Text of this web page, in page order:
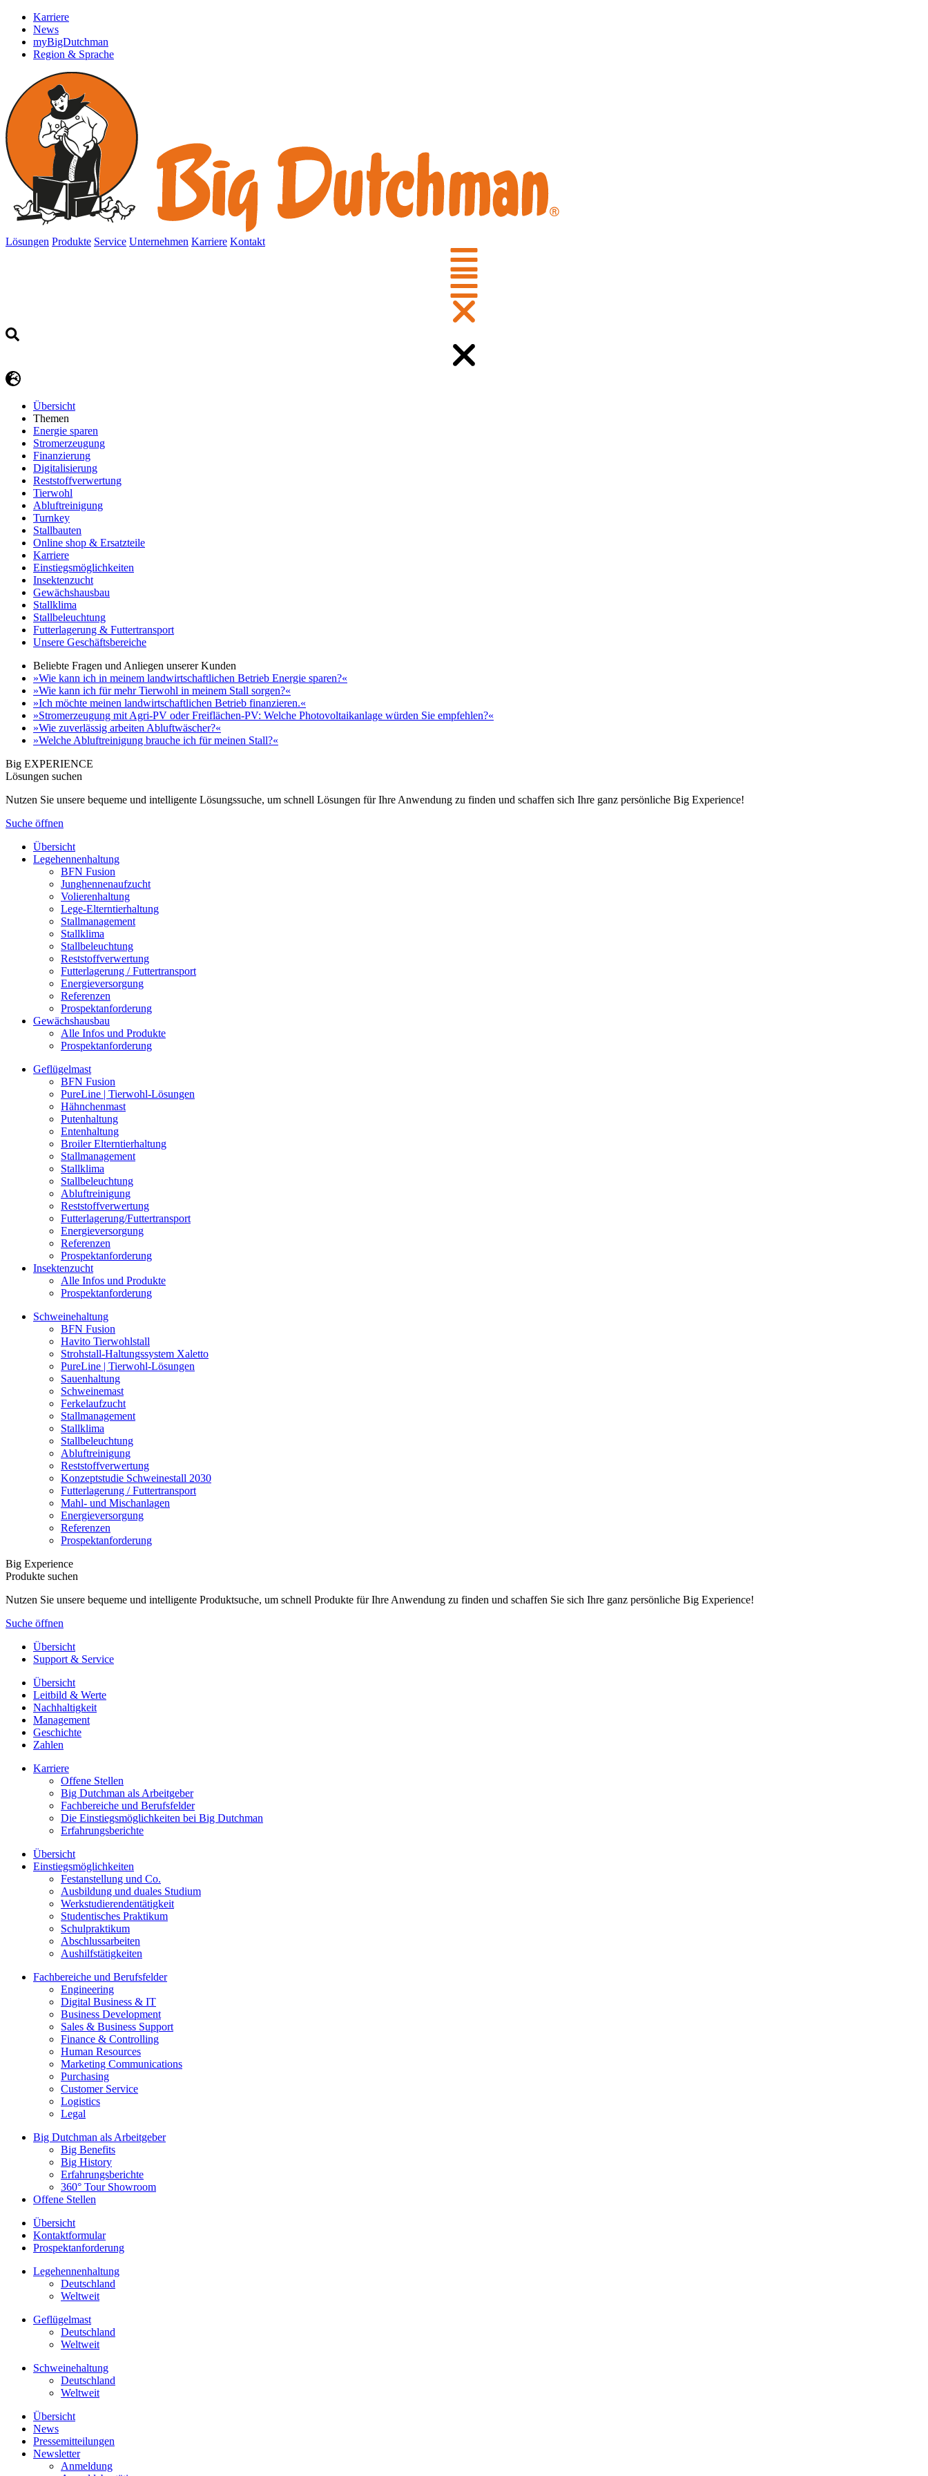
Karriere
News
myBigDutchman
Region & Sprache
Lösungen Produkte Service Unternehmen Karriere Kontakt
Übersicht
Themen
Energie sparen
Stromerzeugung
Finanzierung
Digitalisierung
Reststoffverwertung
Tierwohl
Abluftreinigung
Turnkey
Stallbauten
Online shop & Ersatzteile
Karriere
Einstiegsmöglichkeiten
Insektenzucht
Gewächshausbau
Stallklima
Stallbeleuchtung
Futterlagerung & Futtertransport
Unsere Geschäftsbereiche
Beliebte Fragen und Anliegen unserer Kunden
»Wie kann ich in meinem landwirtschaftlichen Betrieb Energie sparen?«
»Wie kann ich für mehr Tierwohl in meinem Stall sorgen?«
»Ich möchte meinen landwirtschaftlichen Betrieb finanzieren.«
»Stromerzeugung mit Agri-PV oder Freiflächen-PV: Welche Photovoltaikanlage würden Sie empfehlen?«
»Wie zuverlässig arbeiten Abluftwäscher?«
»Welche Abluftreinigung brauche ich für meinen Stall?«
Big EXPERIENCE
Lösungen suchen
Nutzen Sie unsere bequeme und intelligente Lösungssuche, um schnell Lösungen für Ihre Anwendung zu finden und schaffen sich Ihre ganz persönliche Big Experience!
Suche öffnen
Übersicht
Legehennenhaltung
BFN Fusion
Junghennenaufzucht
Volierenhaltung
Lege-Elterntierhaltung
Stallmanagement
Stallklima
Stallbeleuchtung
Reststoffverwertung
Futterlagerung / Futtertransport
Energieversorgung
Referenzen
Prospektanforderung
Gewächshausbau
Alle Infos und Produkte
Prospektanforderung
Geflügelmast
BFN Fusion
PureLine | Tierwohl-Lösungen
Hähnchenmast
Putenhaltung
Entenhaltung
Broiler Elterntierhaltung
Stallmanagement
Stallklima
Stallbeleuchtung
Abluftreinigung
Reststoffverwertung
Futterlagerung/Futtertransport
Energieversorgung
Referenzen
Prospektanforderung
Insektenzucht
Alle Infos und Produkte
Prospektanforderung
Schweinehaltung
BFN Fusion
Havito Tierwohlstall
Strohstall-Haltungssystem Xaletto
PureLine | Tierwohl-Lösungen
Sauenhaltung
Schweinemast
Ferkelaufzucht
Stallmanagement
Stallklima
Stallbeleuchtung
Abluftreinigung
Reststoffverwertung
Konzeptstudie Schweinestall 2030
Futterlagerung / Futtertransport
Mahl- und Mischanlagen
Energieversorgung
Referenzen
Prospektanforderung
Big Experience
Produkte suchen
Nutzen Sie unsere bequeme und intelligente Produktsuche, um schnell Produkte für Ihre Anwendung zu finden und schaffen Sie sich Ihre ganz persönliche Big Experience!
Suche öffnen
Übersicht
Support & Service
Übersicht
Leitbild & Werte
Nachhaltigkeit
Management
Geschichte
Zahlen
Karriere
Offene Stellen
Big Dutchman als Arbeitgeber
Fachbereiche und Berufsfelder
Die Einstiegsmöglichkeiten bei Big Dutchman
Erfahrungsberichte
Übersicht
Einstiegsmöglichkeiten
Festanstellung und Co.
Ausbildung und duales Studium
Werkstudierendentätigkeit
Studentisches Praktikum
Schulpraktikum
Abschlussarbeiten
Aushilfstätigkeiten
Fachbereiche und Berufsfelder
Engineering
Digital Business & IT
Business Development
Sales & Business Support
Finance & Controlling
Human Resources
Marketing Communications
Purchasing
Customer Service
Logistics
Legal
Big Dutchman als Arbeitgeber
Big Benefits
Big History
Erfahrungsberichte
360° Tour Showroom
Offene Stellen
Übersicht
Kontaktformular
Prospektanforderung
Legehennenhaltung
Deutschland
Weltweit
Geflügelmast
Deutschland
Weltweit
Schweinehaltung
Deutschland
Weltweit
Übersicht
News
Pressemitteilungen
Newsletter
Anmeldung